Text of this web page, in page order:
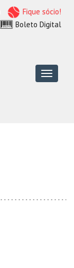
Fique sócio!
Boleto Digital
Menu